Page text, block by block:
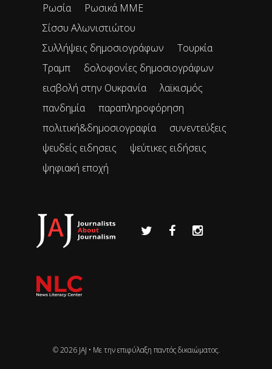
Ρωσία
Ρωσικά ΜΜΕ
Σίσσυ Αλωνιστιώτου
Συλλήψεις δημοσιογράφων
Τουρκία
Τραμπ
δολοφονίες δημοσιογράφων
εισβολή στην Ουκρανία
λαϊκισμός
πανδημία
παραπληροφόρηση
πολιτική&δημοσιογραφία
συνεντεύξεις
ψευδείς ειδησεις
ψεύτικες ειδήσεις
ψηφιακή εποχή
© 2026 JAJ • Mε την επιφύλαξη παντός δικαιώματος.